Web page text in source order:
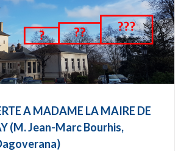
A MADAME LA MAIRE DE
(M. Jean-Marc Bourhis,